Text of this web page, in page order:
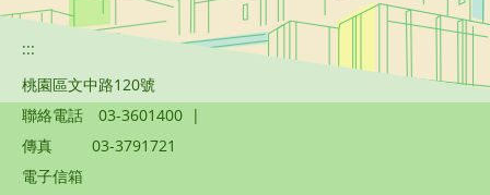
:::
桃園區文中路120號
聯絡電話
03-3601400 |
傳真
03-3791721
電子信箱